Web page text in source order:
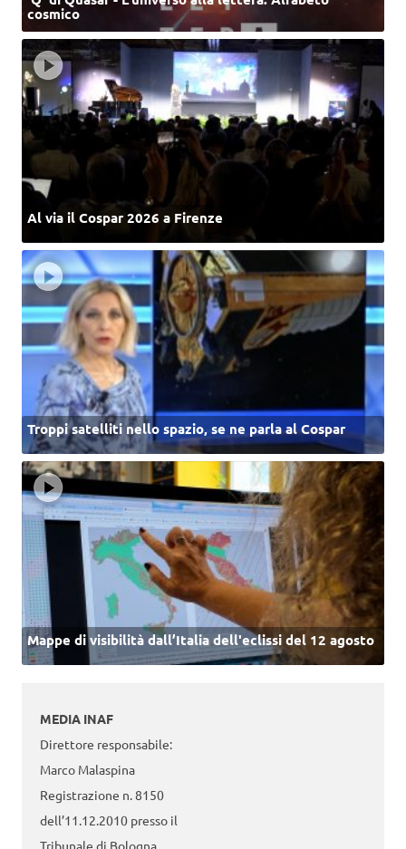
cosmico
Al via il Cospar 2026 a Firenze
Troppi satelliti nello spazio, se ne parla al Cospar
Mappe di visibilità dall’Italia dell'eclissi del 12 agosto
MEDIA INAF
Direttore responsabile:
Marco Malaspina
Registrazione n. 8150
dell’11.12.2010 presso il
Tribunale di Bologna